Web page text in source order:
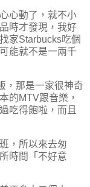
心動了，就不小
時才發現，我好
家Starbucks吃個
能就不是一兩千
，那是一家很神奇
的MTV跟音樂，
吃得飽啦，而且
，所以來去匆
時間「不好意